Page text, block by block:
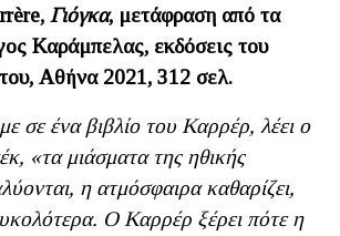
ère, Γιόγκα, μετάφραση από τα
Καράμπελας, εκδόσεις του
Αθήνα 2021, 312 σελ.
σε ένα βιβλίο του Καρρέρ, λέει ο
«τα μιάσματα της ηθικής
η ατμόσφαιρα καθαρίζει,
Ο Καρρέρ ξέρει πότε η